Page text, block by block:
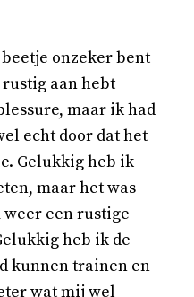
onzeker bent
aan hebt
maar ik had
echt door dat het
Gelukkig heb ik
maar het was
weer een rustige
heb ik de
kunnen trainen en
wat mij wel